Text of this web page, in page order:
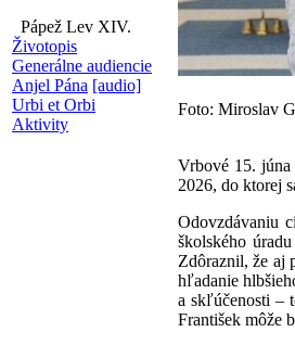
Pápež Lev XIV.
Životopis
Generálne audiencie
Anjel Pána [audio]
Urbi et Orbi
Aktivity
Foto: Miroslav
Vrbové 15.
2026, do ktorej
Odovzdávaniu
školského
Zdôraznil, že aj
hľadanie
a skľúčenosti –
František môže